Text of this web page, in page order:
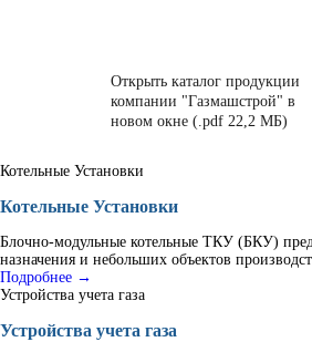
Открыть каталог продукции
компании "Газмашстрой" в
новом окне (.pdf 22,2 МБ)
Котельные Установки
Котельные Установки
Блочно-модульные котельные ТКУ (БКУ)
назначения и небольших объектов
Подробнее →
Устройства учета газа
Устройства учета газа